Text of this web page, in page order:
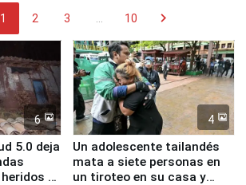
1 2 3 10 chevron_right
6
5.0 deja
en
4
Un adolescente tailandés
mata a siete personas en
un tiroteo en su casa y